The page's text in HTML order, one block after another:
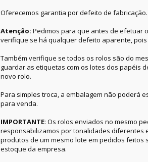
Oferecemos garantia por defeito de fabricação.
Atenção: Pedimos para que antes de efetuar
verifique se há qualquer defeito aparente,
Também verifique se todos os rolos são do
guardar as etiquetas com os lotes dos papéis
novo rolo.
Para simples troca, a embalagem não poderá
para venda.
IMPORTANTE: Os rolos enviados no mesmo
responsabilizamos por tonalidades diferentes
produtos de um mesmo lote em pedidos
estoque da empresa.